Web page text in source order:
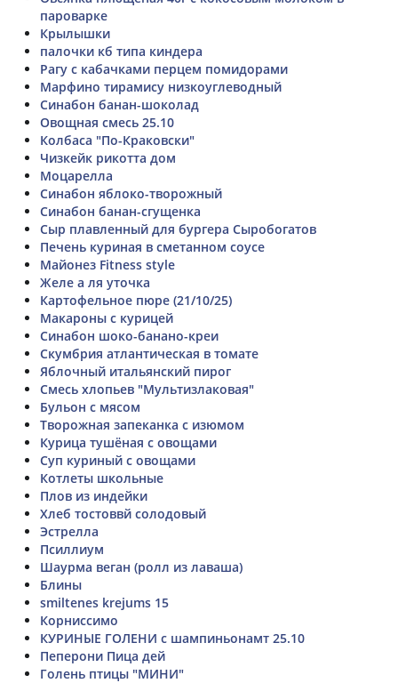
пароварке
Крылышки
палочки кб типа киндера
Рагу с кабачками перцем помидорами
Марфино тирамису низкоуглеводный
Синабон банан-шоколад
Овощная смесь 25.10
Колбаса "По-Краковски"
Чизкейк рикотта дом
Моцарелла
Синабон яблоко-творожный
Синабон банан-сгущенка
Сыр плавленный для бургера Сыробогатов
Печень куриная в сметанном соусе
Майонез Fitness style
Желе а ля уточка
Картофельное пюре (21/10/25)
Макароны с курицей
Синабон шоко-банано-креи
Скумбрия атлантическая в томате
Яблочный итальянский пирог
Смесь хлопьев "Мультизлаковая"
Бульон с мясом
Творожная запеканка с изюмом
Курица тушёная с овощами
Суп куриный с овощами
Котлеты школьные
Плов из индейки
Хлеб тостоввй солодовый
Эстрелла
Псиллиум
Шаурма веган (ролл из лаваша)
Блины
smiltenes krejums 15
Корниссимо
КУРИНЫЕ ГОЛЕНИ с шампиньонамт 25.10
Пеперони Пица дей
Голень птицы "МИНИ"